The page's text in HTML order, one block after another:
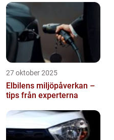
27 oktober 2025
Elbilens miljöpåverkan –
tips från experterna